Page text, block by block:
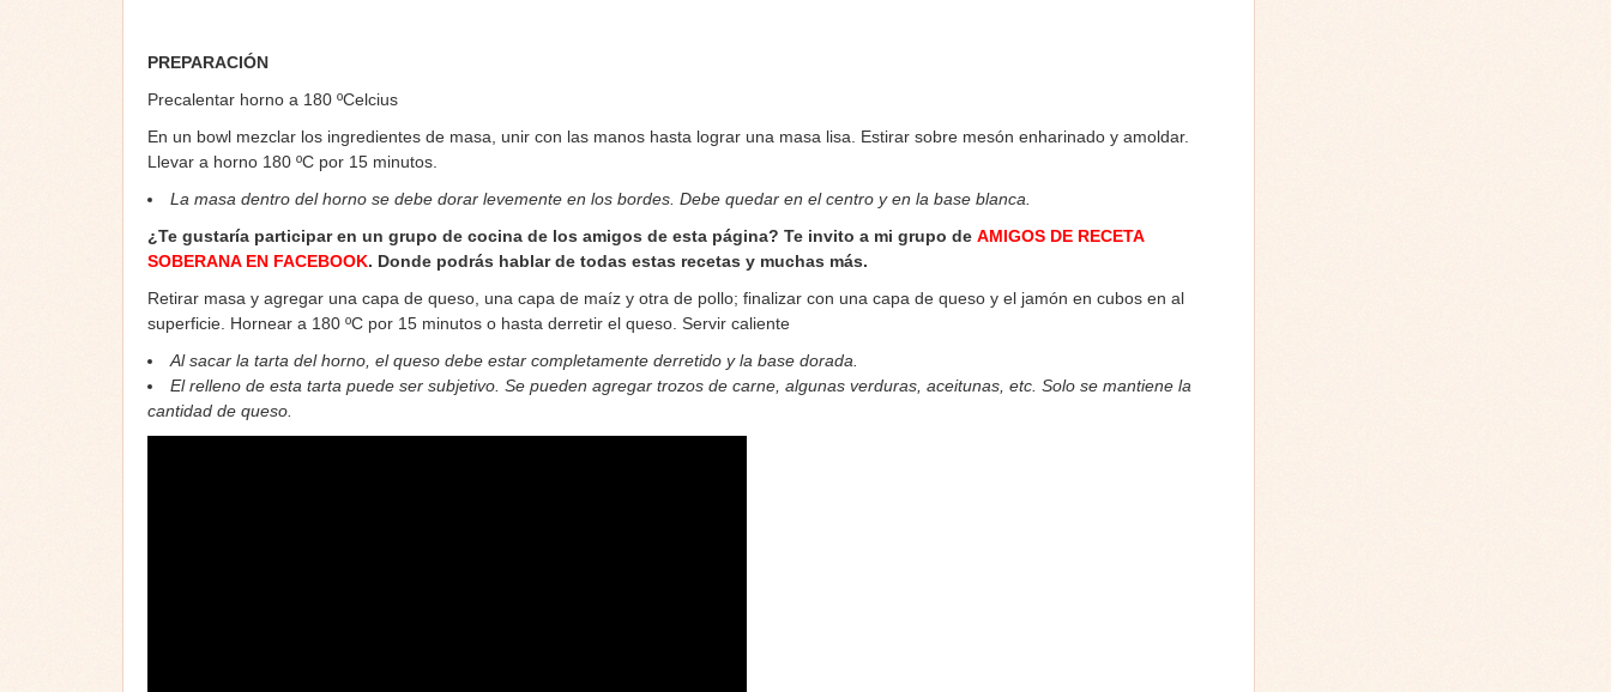
PREPARACIÓN
Precalentar horno a 180 ºCelcius
En un bowl mezclar los ingredientes de masa, unir con las manos hasta lograr una masa lisa. Estirar sobre mesón enharinado y amoldar.
Llevar a horno 180 ºC por 15 minutos.
La masa dentro del horno se debe dorar levemente en los bordes. Debe quedar en el centro y en la base blanca.
¿Te gustaría participar en un grupo de cocina de los amigos de esta página? Te invito a mi grupo de AMIGOS DE RECETA
SOBERANA EN FACEBOOK. Donde podrás hablar de todas estas recetas y muchas más.
Retirar masa y agregar una capa de queso, una capa de maíz y otra de pollo; finalizar con una capa de queso y el jamón en cubos en al
superficie. Hornear a 180 ºC por 15 minutos o hasta derretir el queso. Servir caliente
Al sacar la tarta del horno, el queso debe estar completamente derretido y la base dorada.
El relleno de esta tarta puede ser subjetivo. Se pueden agregar trozos de carne, algunas verduras, aceitunas, etc. Solo se mantiene la
cantidad de queso.